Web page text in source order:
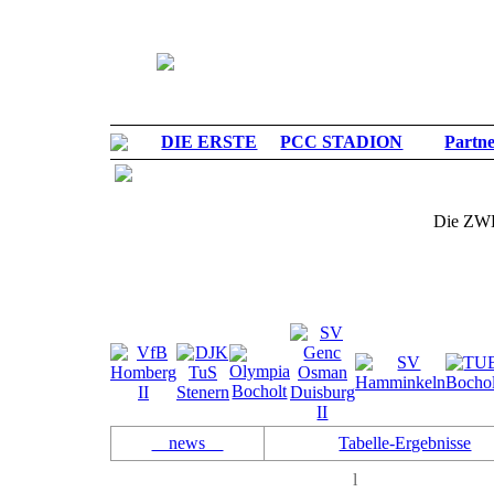
DIE ERSTE PCC STADION
Die
news
Tabelle-Ergebnisse
l